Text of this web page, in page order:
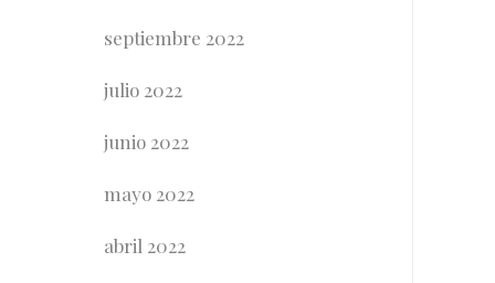
septiembre 2022
julio 2022
junio 2022
mayo 2022
abril 2022